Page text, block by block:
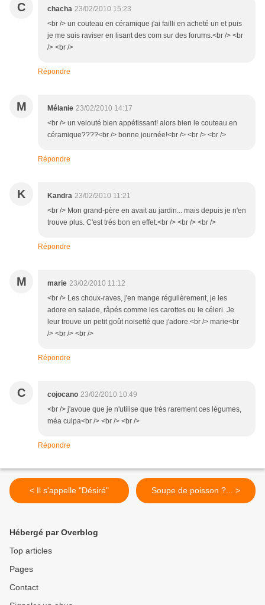
C chacha 23/02/2010 15:23
<br /> un couteau en céramique j'ai failli en acheté un et puis
je me suis raviser en lisant des com sur des forums.<br /> <br
/> <br />
Répondre
M Mélanie 23/02/2010 14:17
<br /> un velouté bien appétissant! alors bien le couteau en
céramique????<br /> bonne journée!<br /> <br /> <br />
Répondre
K Kandra 23/02/2010 11:21
<br /> Mon grand-père en avait au jardin... mais depuis je n'en
trouve plus. C'est très bon en effet.<br /> <br /> <br />
Répondre
M marie 23/02/2010 11:12
<br /> Les choux-raves, j'en mange régulièrement, je les
adore en salade, râpés comme les carottes ou le céleri. Je
leur trouve un petit goût noisetté que j'adore.<br /> marie<br
/> <br /> <br />
Répondre
C cojocano 23/02/2010 10:49
<br /> j'avoue que je n'utilise que très rarement ces légumes,
méa culpa<br /> <br /> <br />
Répondre
< Il s'appelle "Désiré" Soupe de poisson ?... >
Hébergé par Overblog
Top articles
Pages
Contact